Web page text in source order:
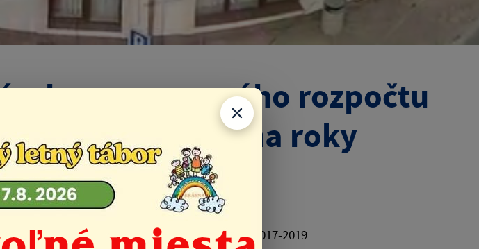
programového rozpočtu
Košice - Krásna na roky
Aktuality
mestskej časti Košice - Krásna na roky 2017-2019